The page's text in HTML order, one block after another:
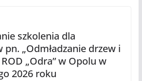
szkolenia dla
pn. „Odmładzanie drzew i
„Odra” w Opolu w
2026 roku